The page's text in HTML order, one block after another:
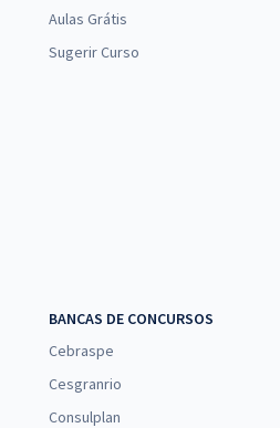
Aulas Grátis
Sugerir Curso
BANCAS DE CONCURSOS
Cebraspe
Cesgranrio
Consulplan